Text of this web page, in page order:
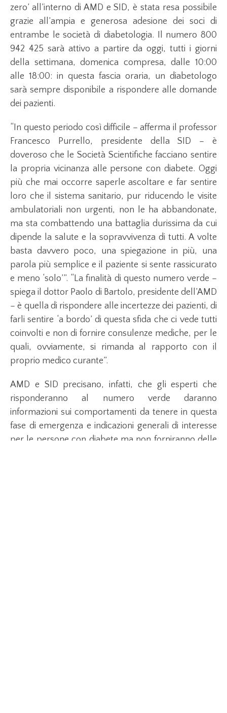
zero’ all’interno di AMD e SID, è stata resa possibile
grazie all’ampia e generosa adesione dei soci di
entrambe le società di diabetologia. Il numero 800
942 425 sarà attivo a partire da oggi, tutti i giorni
della settimana, domenica compresa, dalle 10:00
alle 18:00: in questa fascia oraria, un diabetologo
sarà sempre disponibile a rispondere alle domande
dei pazienti.
“In questo periodo così difficile – afferma il professor
Francesco Purrello, presidente della SID – è
doveroso che le Società Scientifiche facciano sentire
la propria vicinanza alle persone con diabete. Oggi
più che mai occorre saperle ascoltare e far sentire
loro che il sistema sanitario, pur riducendo le visite
ambulatoriali non urgenti, non le ha abbandonate,
ma sta combattendo una battaglia durissima da cui
dipende la salute e la sopravvivenza di tutti. A volte
basta davvero poco, una spiegazione in più, una
parola più semplice e il paziente si sente rassicurato
e meno ‘solo’”. “La finalità di questo numero verde –
spiega il dottor Paolo di Bartolo, presidente dell’AMD
– è quella di rispondere alle incertezze dei pazienti, di
farli sentire ‘a bordo’ di questa sfida che ci vede tutti
coinvolti e non di fornire consulenze mediche, per le
quali, ovviamente, si rimanda al rapporto con il
proprio medico curante”.
AMD e SID precisano, infatti, che gli esperti che
risponderanno al numero verde daranno
informazioni sui comportamenti da tenere in questa
fase di emergenza e indicazioni generali di interesse
per le persone con diabete ma non forniranno delle